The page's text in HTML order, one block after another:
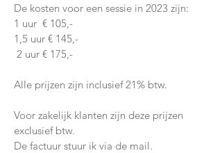
De kosten voor een sessie in 2023 zijn:
1 uur € 105,-
1,5 uur € 145,-
2 uur € 175,-
Alle prijzen zijn inclusief 21% btw.
Voor zakelijk klanten zijn deze prijzen
exclusief btw.
De factuur stuur ik via de mail.